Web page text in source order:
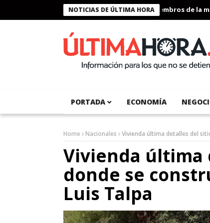
NOTICIAS DE ÚLTIMA HORA
Presidente Bukele condecora a miembros de la
PORTADA ECONOMÍA
Home Nacionales Vivienda última detalles del
Vivienda última
donde se
Luis Talpa